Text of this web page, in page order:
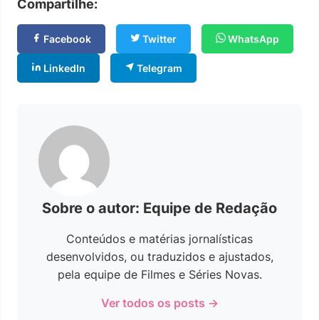
Compartilhe:
Facebook Twitter WhatsApp
LinkedIn Telegram
Sobre o autor: Equipe de Redação
Conteúdos e matérias jornalísticas
desenvolvidos, ou traduzidos e ajustados,
pela equipe de Filmes e Séries Novas.
Ver todos os posts →